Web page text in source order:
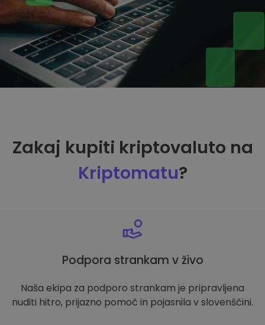
Zakaj kupiti kriptovaluto na
Kriptomatu?
Podpora strankam v živo
Naša ekipa za podporo strankam je pripravljena
nuditi hitro, prijazno pomoč in pojasnila v slovenščini.